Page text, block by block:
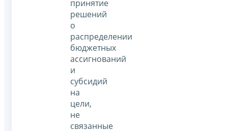
принятие
решений
о
распределении
бюджетных
ассигнований
и
субсидий
на
цели,
не
связанные